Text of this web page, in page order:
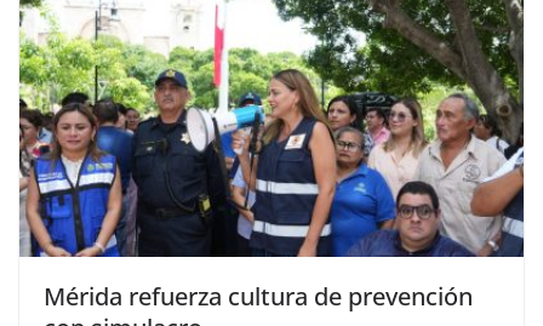
Mérida refuerza cultura de prevención